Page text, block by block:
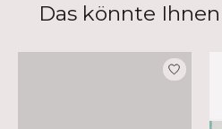
Das könnte
Produkt-Karussell-Artikel